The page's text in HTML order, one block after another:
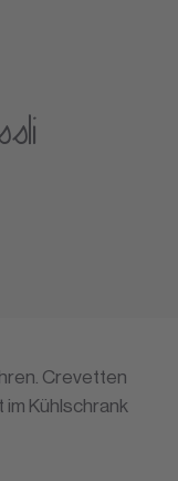
Crevetten
Kühlschrank